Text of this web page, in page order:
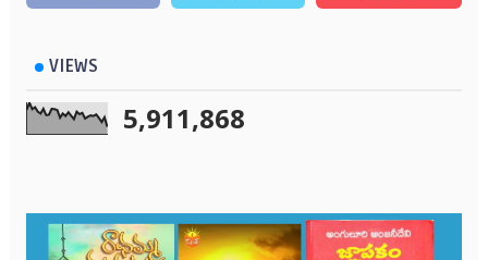
VIEWS
5,911,868